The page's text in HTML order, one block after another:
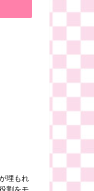
埋もれ
割をモ